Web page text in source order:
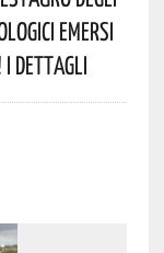
Emersi
I Dettagli